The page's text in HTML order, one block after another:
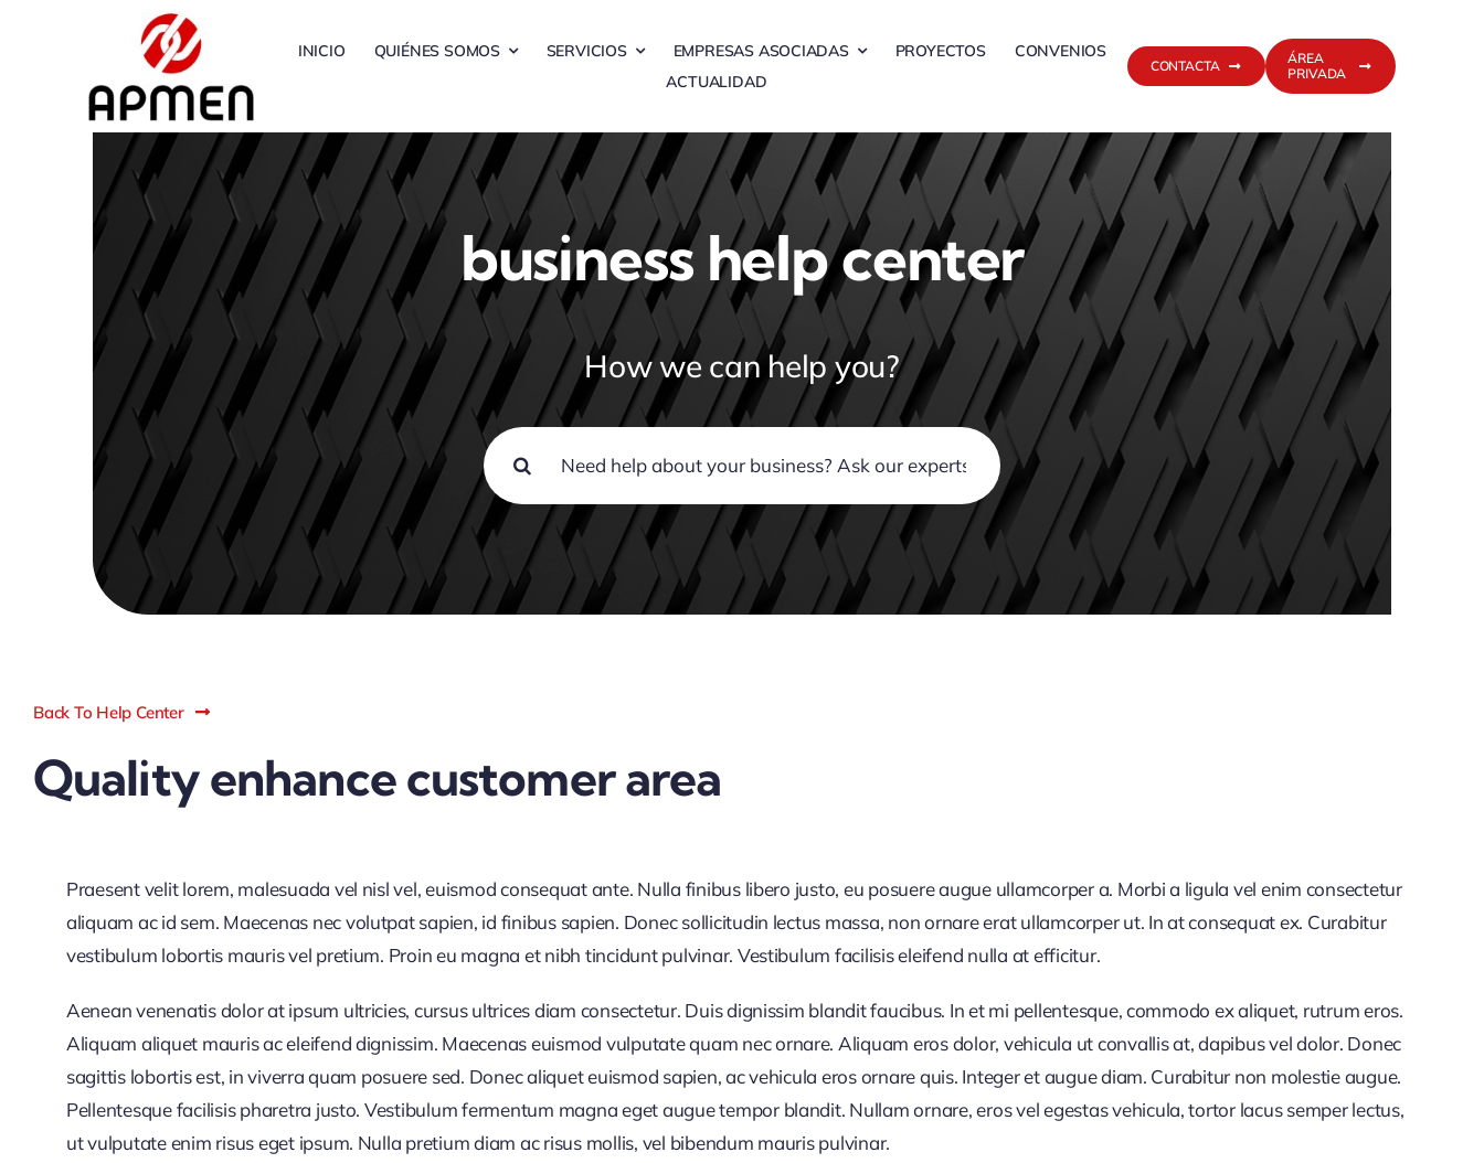
INICIO QUIÉNES SOMOS SERVICIOS EMPRESAS ASOCIADAS PROYECTOS
CONVENIOS
ACTUALIDAD
CONTACTA
ÁREA
PRIVADA
business help center
How we can help you?
Buscar:
Back To Help Center
Quality enhance customer area
Praesent velit lorem, malesuada vel nisl vel, euismod consequat ante. Nulla finibus libero justo, eu posuere augue ullamcorper a. Morbi a ligula vel enim consectetur
aliquam ac id sem. Maecenas nec volutpat sapien, id finibus sapien. Donec sollicitudin lectus massa, non ornare erat ullamcorper ut. In at consequat ex. Curabitur
vestibulum lobortis mauris vel pretium. Proin eu magna et nibh tincidunt pulvinar. Vestibulum facilisis eleifend nulla at efficitur.
Aenean venenatis dolor at ipsum ultricies, cursus ultrices diam consectetur. Duis dignissim blandit faucibus. In et mi pellentesque, commodo ex aliquet, rutrum eros.
Aliquam aliquet mauris ac eleifend dignissim. Maecenas euismod vulputate quam nec ornare. Aliquam eros dolor, vehicula ut convallis at, dapibus vel dolor. Donec
sagittis lobortis est, in viverra quam posuere sed. Donec aliquet euismod sapien, ac vehicula eros ornare quis. Integer et augue diam. Curabitur non molestie augue.
Pellentesque facilisis pharetra justo. Vestibulum fermentum magna eget augue tempor blandit. Nullam ornare, eros vel egestas vehicula, tortor lacus semper lectus,
ut vulputate enim risus eget ipsum. Nulla pretium diam ac risus mollis, vel bibendum mauris pulvinar.